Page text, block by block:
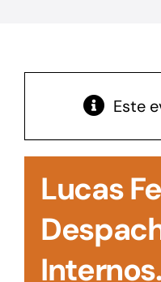
Acesso à
Este
Lucas
Internos.